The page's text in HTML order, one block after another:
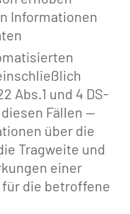
Informationen
Abs.1 und 4 DS-
Fällen —
über die
Tragweite und
einer
die betroffene